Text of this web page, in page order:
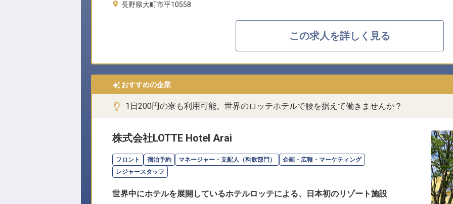
長野県大町市平10558
この求人を詳しく見る
おすすめの企業
1日200円の寮も利用可能。世界のロッテホテルで腰を据えて働きませんか？
株式会社LOTTE Hotel Arai
フロント 宿泊予約 マネージャー・支配人（料飲部門）
企画・広報・マーケティング
レジャースタッフ
世界中にホテルを展開しているホテルロッテによる、日本初のリゾート施設